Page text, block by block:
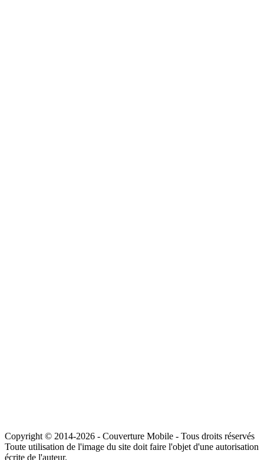
Copyright © 2014-2026 - Couverture Mobile - Tous droits réservés
Toute utilisation de l'image du site doit faire l'objet d'une autorisation
écrite de l'auteur.